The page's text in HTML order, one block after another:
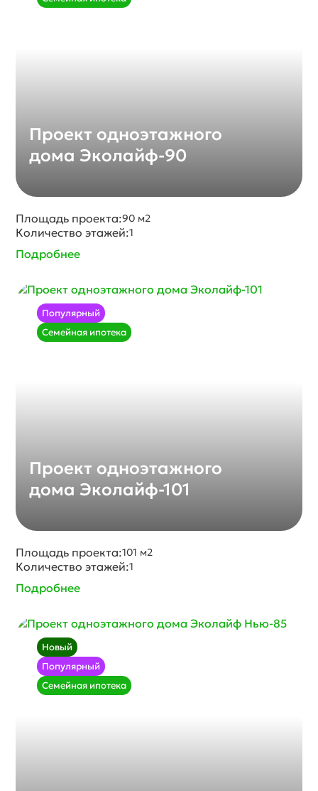
Проект одноэтажного
дома Эколайф-90
Площадь проекта:90 м2
Количество этажей:1
Подробнее
Популярный
Семейная ипотека
Проект одноэтажного
дома Эколайф-101
Площадь проекта:101 м2
Количество этажей:1
Подробнее
Новый
Популярный
Семейная ипотека